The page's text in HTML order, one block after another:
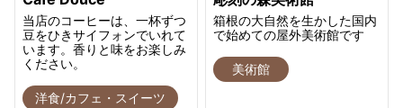
当店のコーヒーは、一杯ずつ
豆をひきサイフォンでいれて
います。香りと味をお楽しみ
ください。
洋食/カフェ・スイーツ
箱根の大自然を生かした国内
で始めての屋外美術館です
美術館